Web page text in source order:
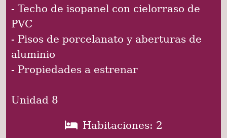
- Techo de isopanel con cielorraso de
PVC
- Pisos de porcelanato y aberturas de
aluminio
- Propiedades a estrenar
Unidad 8
Habitaciones: 2